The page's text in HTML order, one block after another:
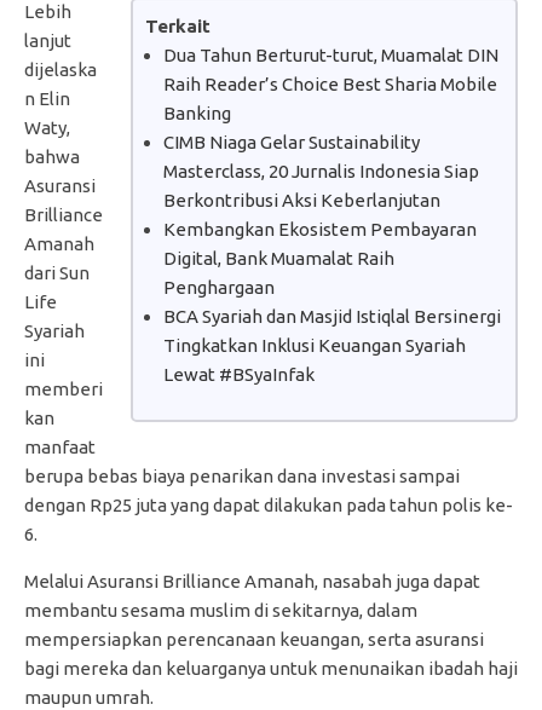
Terkait
Dua Tahun Berturut-turut, Muamalat DIN
Raih Reader’s Choice Best Sharia Mobile
Banking
CIMB Niaga Gelar Sustainability
Masterclass, 20 Jurnalis Indonesia Siap
Berkontribusi Aksi Keberlanjutan
Kembangkan Ekosistem Pembayaran
Digital, Bank Muamalat Raih
Penghargaan
BCA Syariah dan Masjid Istiqlal Bersinergi
Tingkatkan Inklusi Keuangan Syariah
Lewat #BSyaInfak
Lebih
lanjut
dijelaska
n Elin
Waty,
bahwa
Asuransi
Brilliance
Amanah
dari Sun
Life
Syariah
ini
memberi
kan
manfaat
berupa bebas biaya penarikan dana investasi sampai
dengan Rp25 juta yang dapat dilakukan pada tahun polis ke-
6.
Melalui Asuransi Brilliance Amanah, nasabah juga dapat
membantu sesama muslim di sekitarnya, dalam
mempersiapkan perencanaan keuangan, serta asuransi
bagi mereka dan keluarganya untuk menunaikan ibadah haji
maupun umrah.